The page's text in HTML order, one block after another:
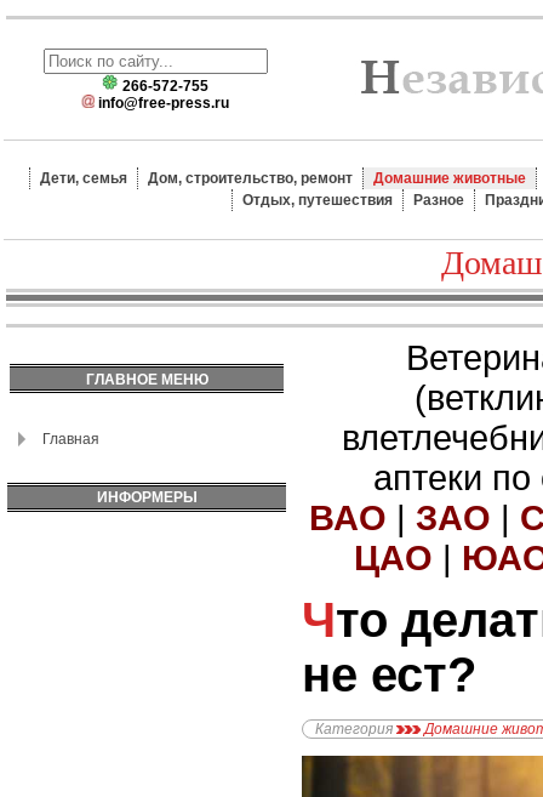
266-572-755
info@free-press.ru
Дети, семья Дом, строительство, ремонт
Домашние животные
Отдых, путешествия
Разное
ГЛАВНОЕ МЕНЮ
Главная
ИНФОРМЕРЫ
аптеки
ВАО | ЗАО |
ЦАО |
Что делать, если кошка
не ест?
Категория Домашние